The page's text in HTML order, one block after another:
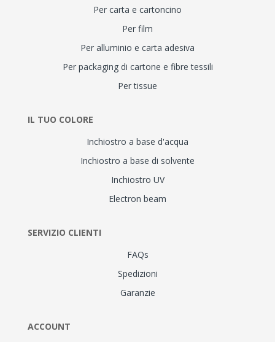
Per carta e cartoncino
Per film
Per alluminio e carta adesiva
Per packaging di cartone e fibre tessili
Per tissue
IL TUO COLORE
Inchiostro a base d'acqua
Inchiostro a base di solvente
Inchiostro UV
Electron beam
SERVIZIO CLIENTI
FAQs
Spedizioni
Garanzie
ACCOUNT